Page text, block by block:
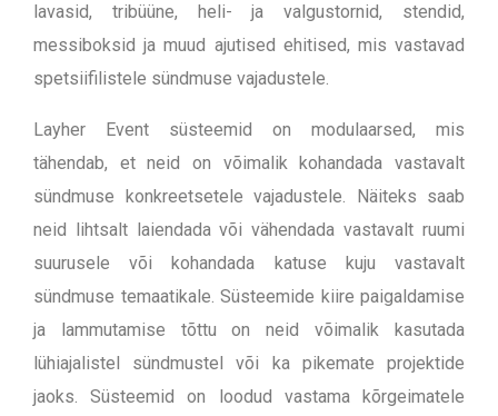
lavasid, tribüüne, heli- ja valgustornid, stendid,
messiboksid ja muud ajutised ehitised, mis vastavad
spetsiifilistele sündmuse vajadustele.
Layher Event süsteemid on modulaarsed, mis
tähendab, et neid on võimalik kohandada vastavalt
sündmuse konkreetsetele vajadustele. Näiteks saab
neid lihtsalt laiendada või vähendada vastavalt ruumi
suurusele või kohandada katuse kuju vastavalt
sündmuse temaatikale. Süsteemide kiire paigaldamise
ja lammutamise tõttu on neid võimalik kasutada
lühiajalistel sündmustel või ka pikemate projektide
jaoks. Süsteemid on loodud vastama kõrgeimatele